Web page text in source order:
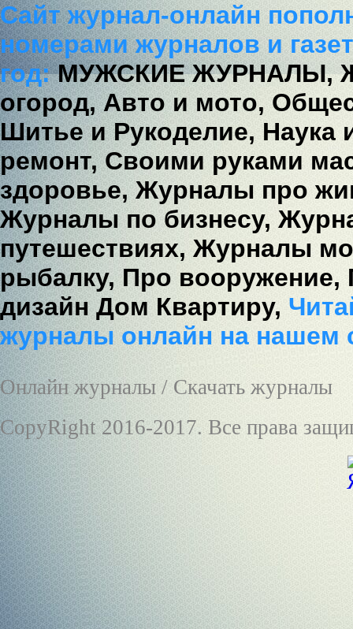
Сайт журнал-онлайн
номерами журналов и
год:МУЖСКИЕ ЖУРНАЛЫ,
огород, Авто и мото,
Шитье и Рукоделие, Наука
ремонт, Своими руками
здоровье, Журналы про
Журналы по бизнесу,
путешествиях, Журналы
рыбалку, Про вооружение,
дизайн Дом Квартиру,
журналы онлайн на нашем
Онлайн журналы / Скачать журналы
CopyRight 2016-2017. Все права